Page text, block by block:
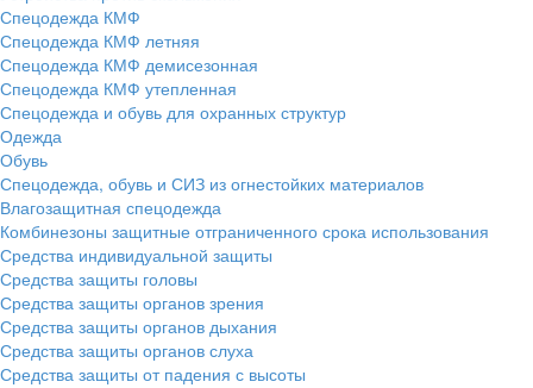
Спецодежда КМФ
Спецодежда КМФ летняя
Спецодежда КМФ демисезонная
Спецодежда КМФ утепленная
Спецодежда и обувь для охранных структур
Одежда
Обувь
Спецодежда, обувь и СИЗ из огнестойких материалов
Влагозащитная спецодежда
Комбинезоны защитные отграниченного срока использования
Средства индивидуальной защиты
Средства защиты головы
Средства защиты органов зрения
Средства защиты органов дыхания
Средства защиты органов слуха
Средства защиты от падения с высоты